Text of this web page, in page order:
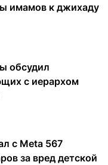
имамов к джихаду
обсудил
с иерархом
с Meta 567
за вред детской